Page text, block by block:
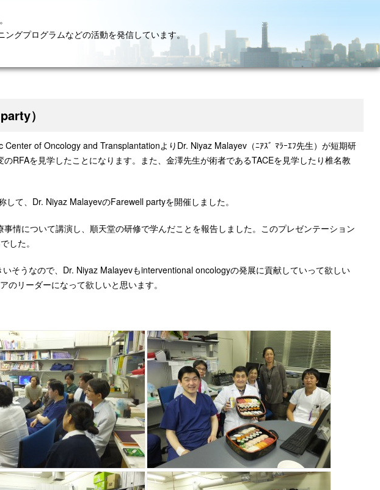
ングプログラムなどの活動を発信しています。
）
of Oncology and TransplantationよりDr. Niyaz Malayev（ﾆｱｽﾞ ﾏﾗｰｴﾌ先生）が短期研
RFAを見学したことになります。また、金澤先生が術者であるTACEを見学したり椎名教
て、Dr. Niyaz MalayevのFarewell partyを開催しました。
情について講演し、順天堂の研修で学んだことを報告しました。このプレゼンテーション
した。
いそうなので、Dr. Niyaz Malayevもinterventional oncologyの発展に貢献していって欲しい
のリーダーになって欲しいと思います。